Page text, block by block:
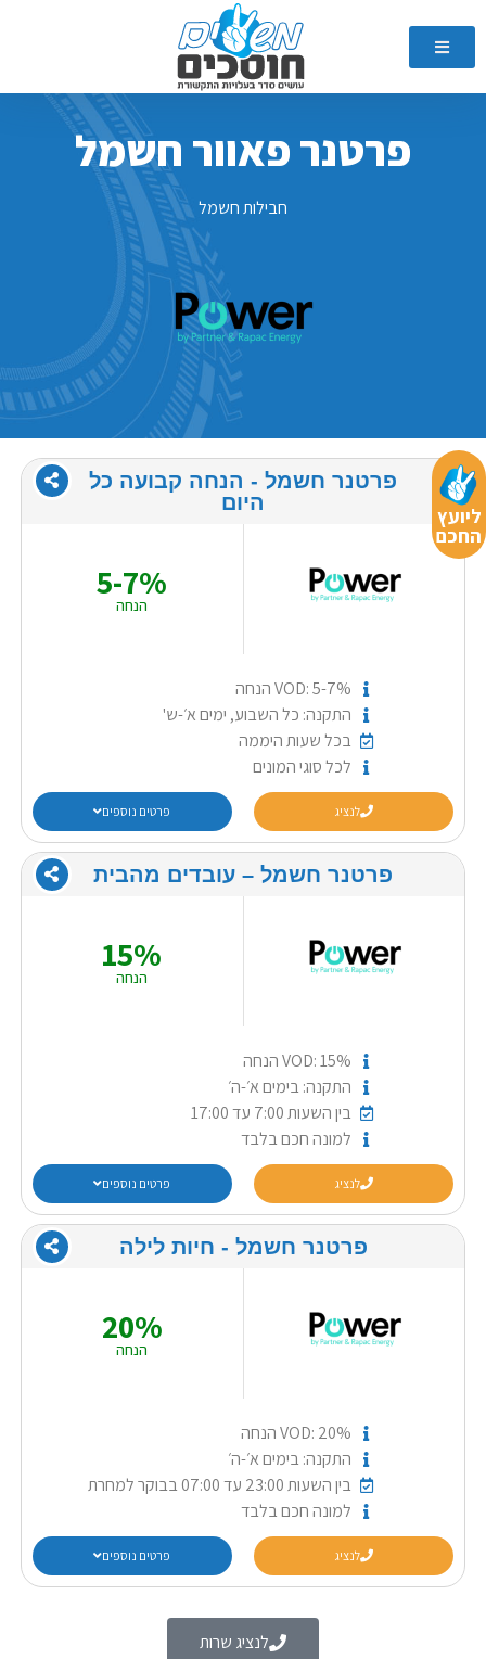
פרטנר פאוור חשמל
חבילות חשמל
פרטנר חשמל ‏- ‏הנחה קבועה כל
היום
5-7%
הנחה
VOD: 5-7% הנחה
התקנה: כל השבוע, ימים א׳-ש'
בכל שעות היממה
לכל סוגי המונים
לנציג פרטים נוספים
פרטנר חשמל – עובדים מהבית
15%
הנחה
VOD: 15% הנחה
התקנה: בימים א׳-ה׳
בין השעות 7:00 עד 17:00
למונה חכם בלבד
לנציג פרטים נוספים
פרטנר חשמל ‏- ‏חיות לילה
20%
הנחה
VOD: 20% הנחה
התקנה: בימים א׳-ה׳
בין השעות 23:00 עד 07:00 בבוקר למחרת
למונה חכם בלבד
לנציג פרטים נוספים
לנציג שרות
ליועץ
החכם